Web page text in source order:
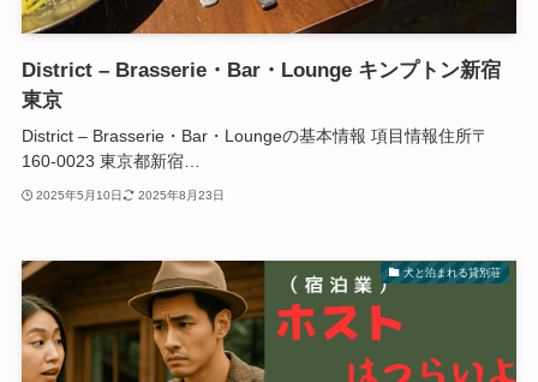
District – Brasserie・Bar・Lounge キンプトン新宿
東京
District – Brasserie・Bar・Loungeの基本情報 項目情報住所〒
160-0023 東京都新宿…
2025年5月10日 2025年8月23日
犬と泊まれる貸別荘